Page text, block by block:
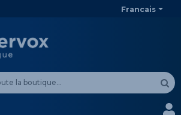
Francais